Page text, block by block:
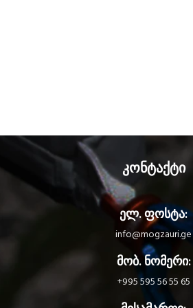
კონტაქტი
ელ. ფოსტა:
info@mogzauri.ge
მობ. ნომერი:
+995 595 56 55 65